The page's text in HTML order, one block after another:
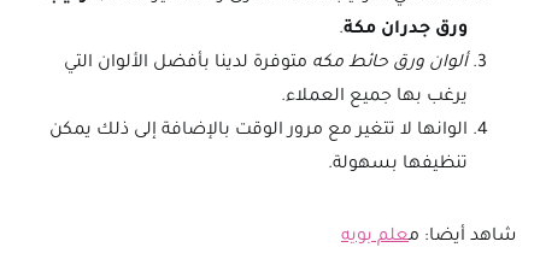
ورق جدران مكة.
ألوان ورق حائط مكه متوفرة لدينا بأفضل الألوان التي
يرغب بها جميع العملاء.
الوانها لا تتغير مع مرور الوقت بالإضافة إلى ذلك يمكن
تنظيفها بسهولة.
شاهد أيضا: معلم بويه